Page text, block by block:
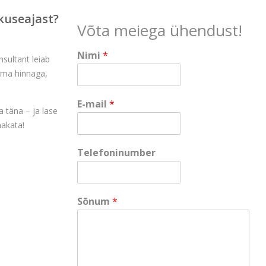
leiab
hinnaga,
täna – ja lase
Võta meiega ühendust!
Nimi *
E-mail *
S
õ
u
m
T
Telefoninumber
Sõnum *